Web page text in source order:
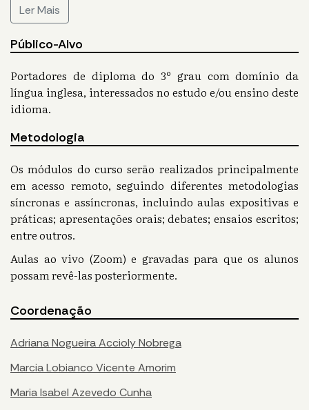
Ler Mais
Público-Alvo
Portadores de diploma do 3º grau com domínio da
língua inglesa, interessados no estudo e/ou ensino deste
idioma.
Metodologia
Os módulos do curso serão realizados principalmente
em acesso remoto, seguindo diferentes metodologias
síncronas e assíncronas, incluindo aulas expositivas e
práticas; apresentações orais; debates; ensaios escritos;
entre outros.
Aulas ao vivo (Zoom) e gravadas para que os alunos
possam revê-las posteriormente.
Coordenação
Adriana Nogueira Accioly Nobrega
Marcia Lobianco Vicente Amorim
Maria Isabel Azevedo Cunha